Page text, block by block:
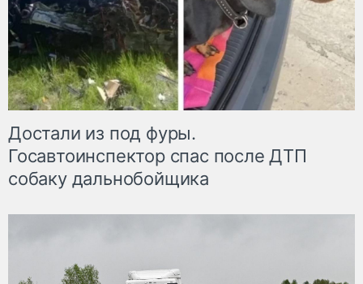
Достали из под фуры.
Госавтоинспектор спас после ДТП
собаку дальнобойщика